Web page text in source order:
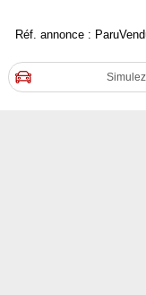
Réf. annonce :